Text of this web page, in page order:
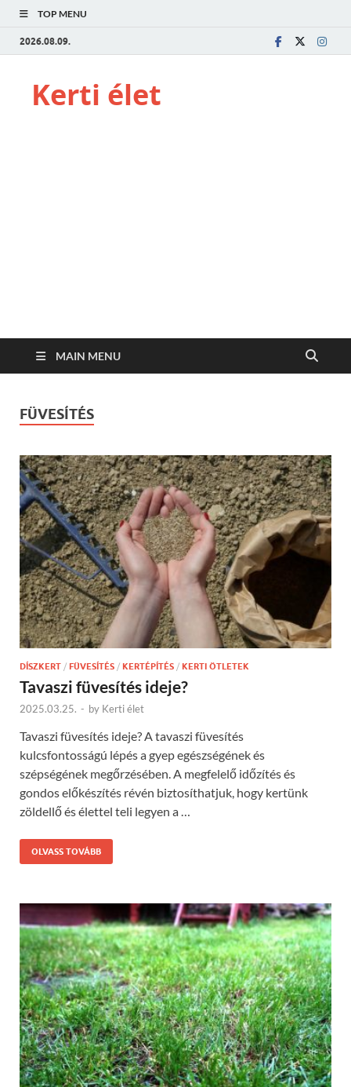
TOP MENU
2026.08.09.
Kerti élet
MAIN MENU
FÜVESÍTÉS
DÍSZKERT / FÜVESÍTÉS / KERTÉPÍTÉS / KERTI ÖTLETEK
Tavaszi füvesítés ideje?
2025.03.25. - by Kerti élet
Tavaszi füvesítés ideje? A tavaszi füvesítés
kulcsfontosságú lépés a gyep egészségének és
szépségének megőrzésében. A megfelelő időzítés és
gondos előkészítés révén biztosíthatjuk, hogy kertünk
zöldellő és élettel teli legyen a …
OLVASS TOVÁBB